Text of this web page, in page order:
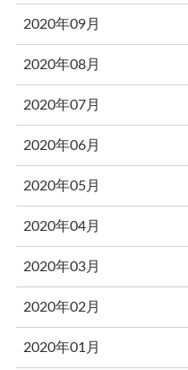
2020年09月
2020年08月
2020年07月
2020年06月
2020年05月
2020年04月
2020年03月
2020年02月
2020年01月